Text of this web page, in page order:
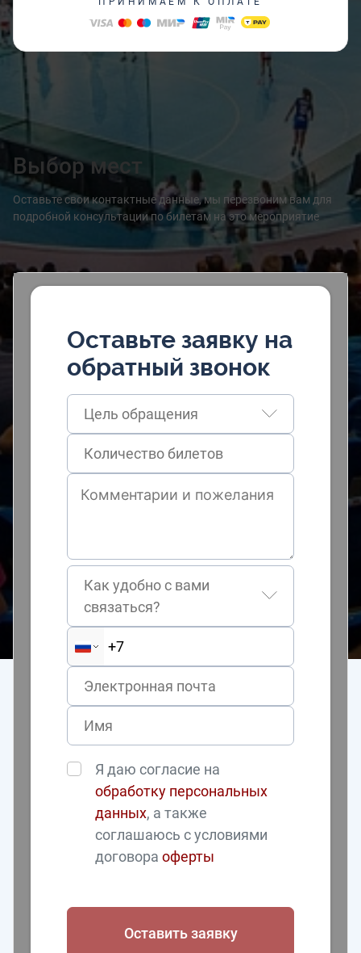
Выбор мест
Оставьте свои контактные данные, мы перезвоним вам для
подробной консультации по билетам на это мероприятие
Оставьте заявку на
обратный звонок
Цель обращения
Как удобно с вами
связаться?
Я даю согласие на
обработку персональных
данных, а также
соглашаюсь с условиями
договораоферты
Оставить заявку